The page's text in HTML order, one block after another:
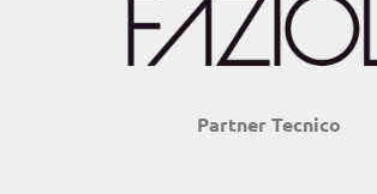
Partner Tecnico